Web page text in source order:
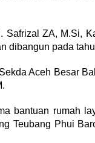
Safrizal ZA, M.Si,
dibangun pada
Aceh Besar
bantuan rumah
Teubang Phui